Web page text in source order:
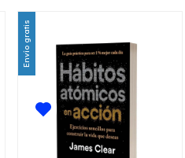
Envío gratis